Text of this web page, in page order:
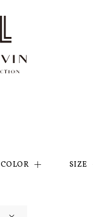
COLOR SIZE